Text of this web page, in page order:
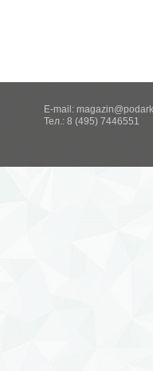
E-mail:
Тел.: 8 (495) 7446551